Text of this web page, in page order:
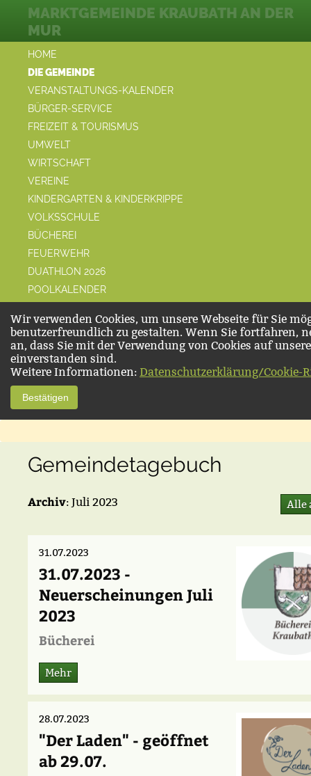
HOME
DIE GEMEINDE
VERANSTALTUNGS-KALENDER
BÜRGER-SERVICE
FREIZEIT & TOURISMUS
UMWELT
WIRTSCHAFT
VEREINE
KINDERGARTEN & KINDERKRIPPE
VOLKSSCHULE
BÜCHEREI
FEUERWEHR
DUATHLON 2026
POOLKALENDER
MARKTGEMEINDE KRAUBATH AN DER
MUR
Wir verwenden Cookies, um unsere Webseite für Sie
benutzerfreundlich zu gestalten. Wenn Sie fortfahren,
an, dass Sie mit der Verwendung von Cookies auf
einverstanden sind.
Weitere Informationen: Datenschutzerklärung/Cookie-
Bestätigen
Gemeindetagebuch
Archiv: Juli 2023 Alle
31.07.2023
31.07.2023 -
Neuerscheinungen Juli
2023
Bücherei
Mehr
28.07.2023
"Der Laden" - geöffnet
ab 29.07.